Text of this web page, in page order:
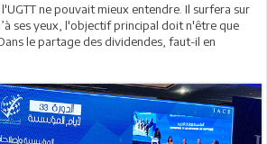
ne pouvait mieux entendre. Il surfera sur
ses yeux, l'objectif principal doit n'être que
le partage des dividendes, faut-il en